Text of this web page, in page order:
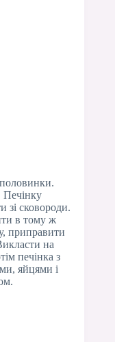
Печінку
зі сковороди.
в тому ж
приправити
на
печінка з
яйцями і